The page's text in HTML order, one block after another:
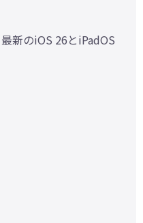
新のiOS 26とiPadOS